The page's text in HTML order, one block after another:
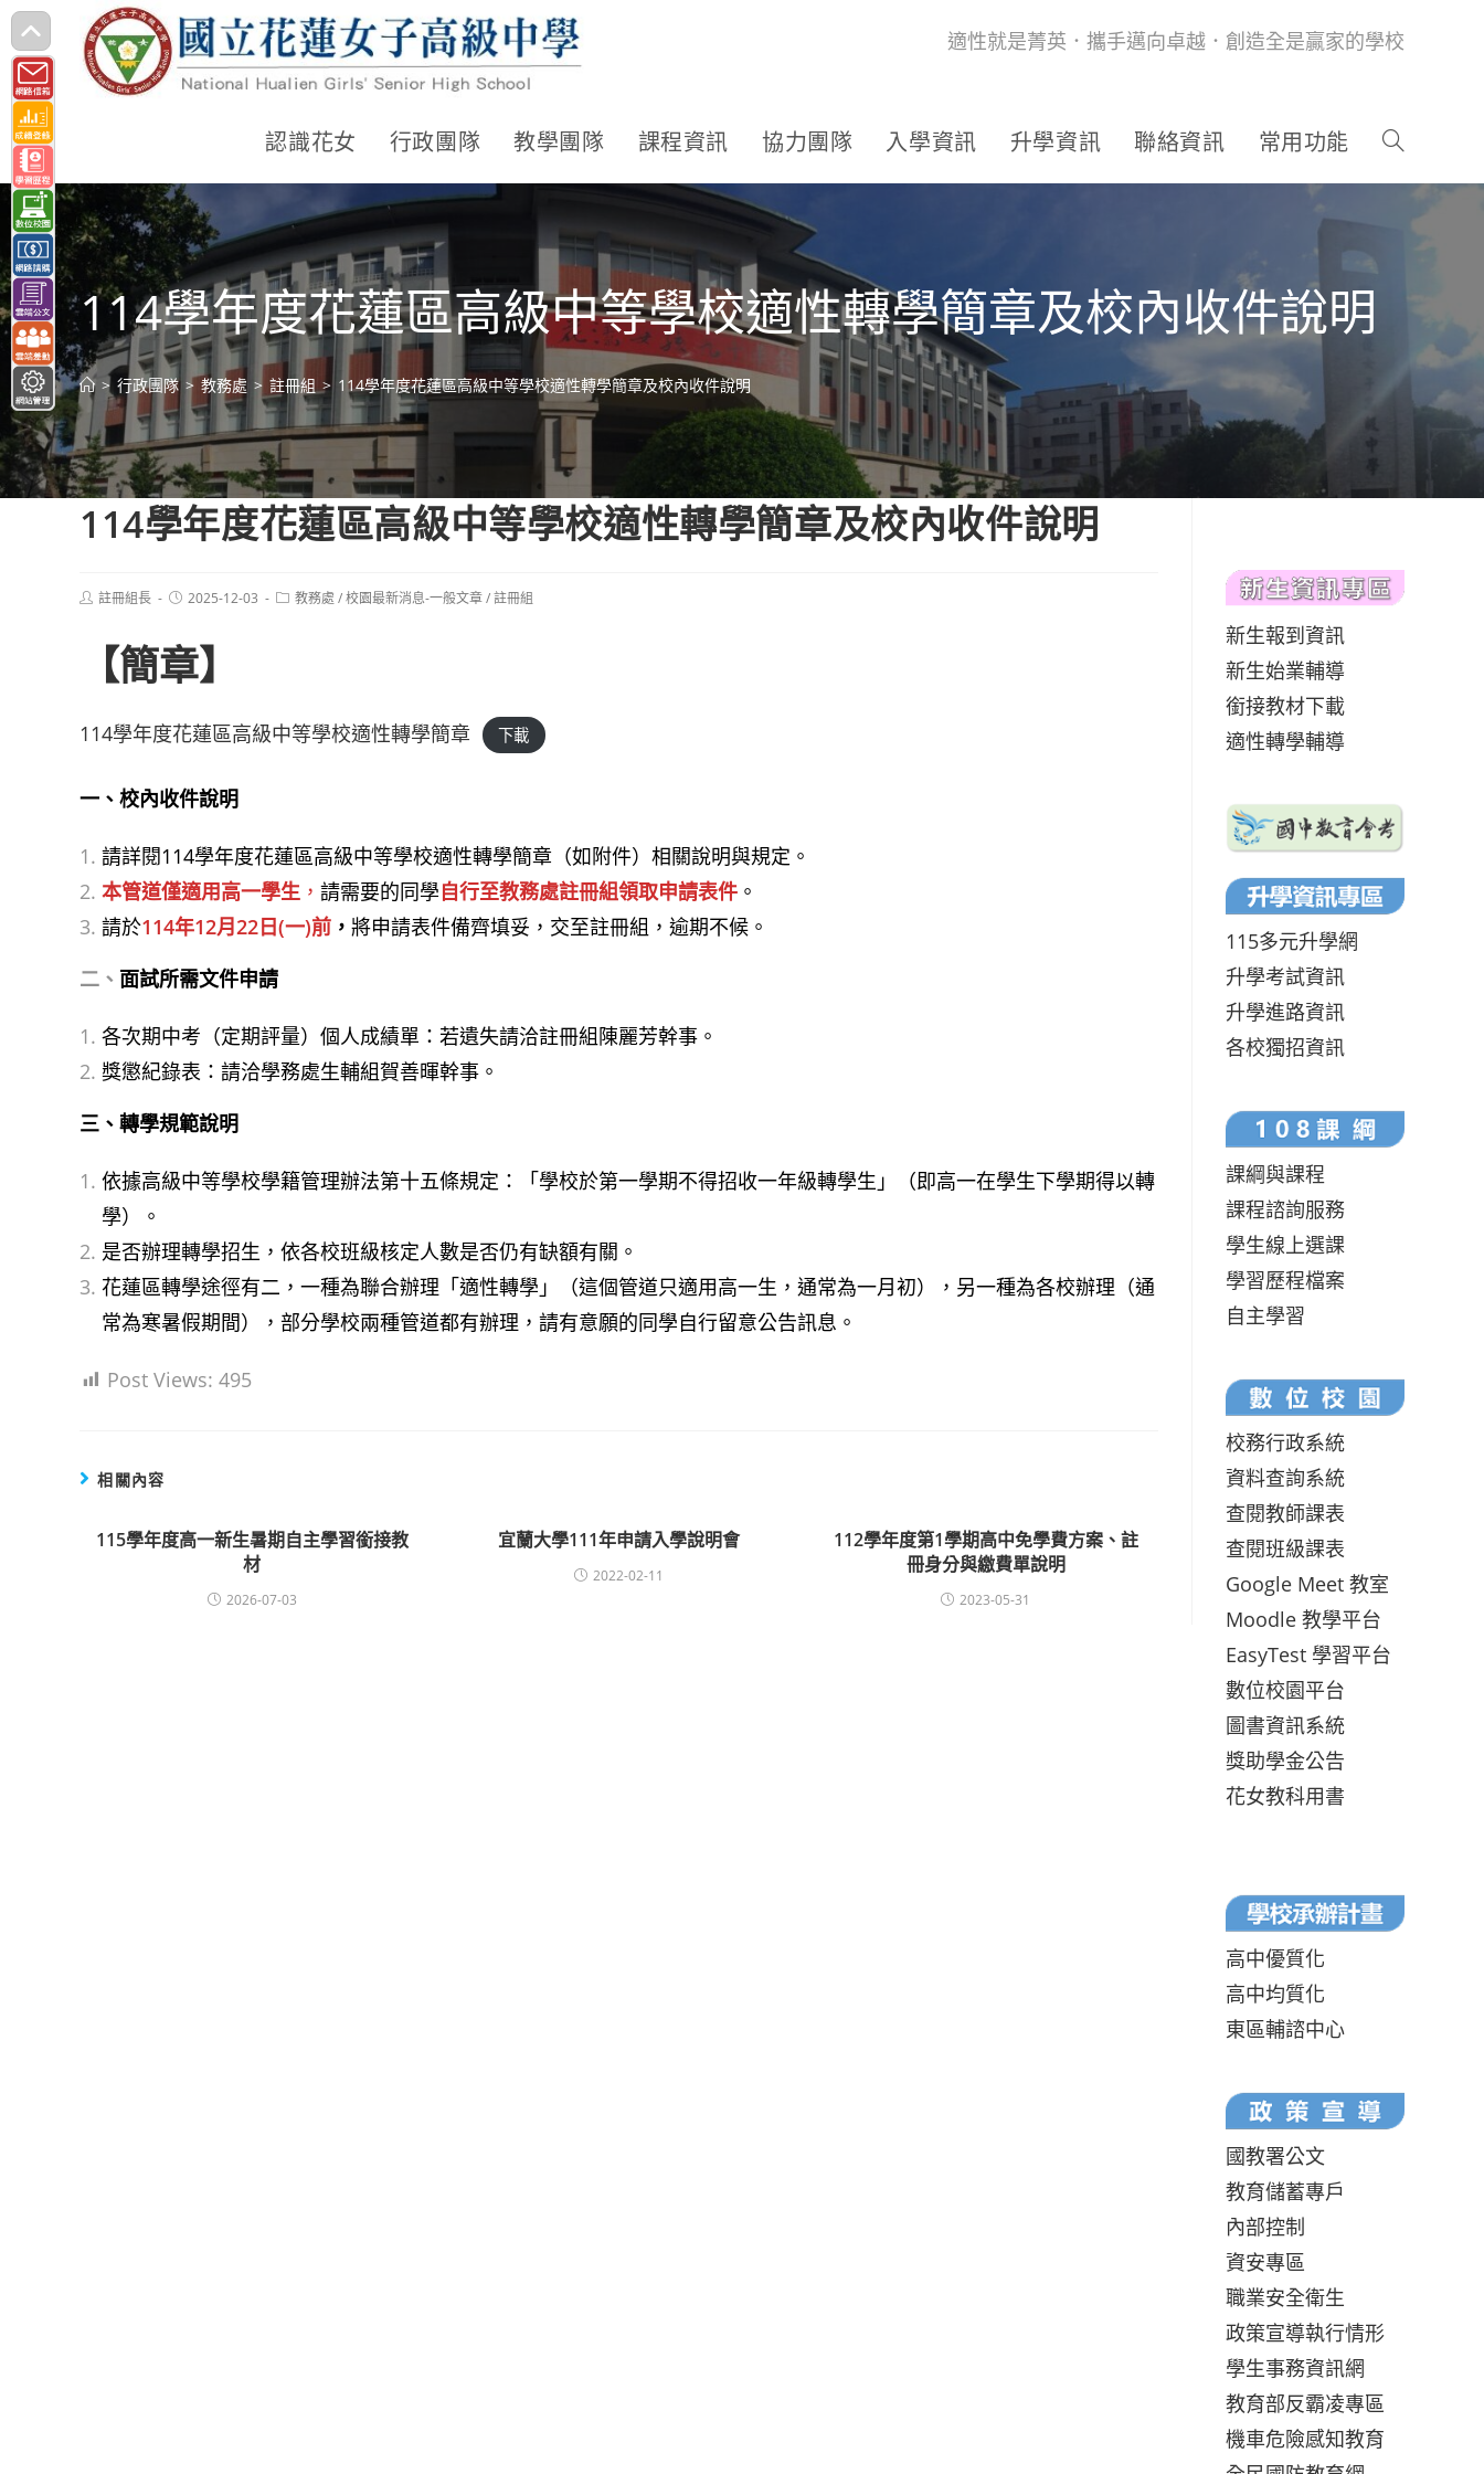
跳
轉
至
主
要
內
容
適性就是菁英．攜手邁向卓越．創造全是贏家的學校
認識花女 行政團隊 教學團隊 課程資訊 協力團隊 入學資訊 升學資訊 聯絡資訊 常用功能
114學年度花蓮區高級中等學校適性轉學簡章及校內收件說明
> 行政團隊 > 教務處 > 註冊組 > 114學年度花蓮區高級中等學校適性轉學簡章及校內收件說明
114學年度花蓮區高級中等學校適性轉學簡章及校內收件說明
Post註冊組長
Post2025-12-03
Post教務處 /校園最新消息-一般文章/註冊組
【簡章】
114學年度花蓮區高級中等學校適性轉學簡章 下載
一、校內收件說明
請詳閱114學年度花蓮區高級中等學校適性轉學簡章（如附件）相關說明與規定。
本管道僅適用高一學生 ， 請需要的同學自行至教務處註冊組領取申請表件 。
請於114年12月22日(一)前 ， 將申請表件備齊填妥，交至註冊組，逾期不候。
二、 面試所需文件申請
各次期中考（定期評量）個人成績單：若遺失請洽註冊組陳麗芳幹事。
獎懲紀錄表：請洽學務處生輔組賀善暉幹事。
三、轉學規範說明
依據高級中等學校學籍管理辦法第十五條規定：「學校於第一學期不得招收一年級轉學生」（即高一在學生下學期得以轉
學）。
是否辦理轉學招生，依各校班級核定人數是否仍有缺額有關。
花蓮區轉學途徑有二，一種為聯合辦理「適性轉學」（這個管道只適用高一生，通常為一月初），另一種為各校辦理（通
常為寒暑假期間），部分學校兩種管道都有辦理，請有意願的同學自行留意公告訊息。
Post Views: 495
相關內容
115學年度高一新生暑期自主學習銜接教
材
2026-07-03
宜蘭大學111年申請入學說明會
2022-02-11
112學年度第1學期高中免學費方案、註
冊身分與繳費單說明
2023-05-31
新生報到資訊
新生始業輔導
銜接教材下載
適性轉學輔導
115多元升學網
升學考試資訊
升學進路資訊
各校獨招資訊
課綱與課程
課程諮詢服務
學生線上選課
學習歷程檔案
自主學習
校務行政系統
資料查詢系統
查閱教師課表
查閱班級課表
Google Meet 教室
Moodle 教學平台
EasyTest 學習平台
數位校園平台
圖書資訊系統
獎助學金公告
花女教科用書
高中優質化
高中均質化
東區輔諮中心
國教署公文
教育儲蓄專戶
內部控制
資安專區
職業安全衛生
政策宣導執行情形
學生事務資訊網
教育部反霸凌專區
機車危險感知教育